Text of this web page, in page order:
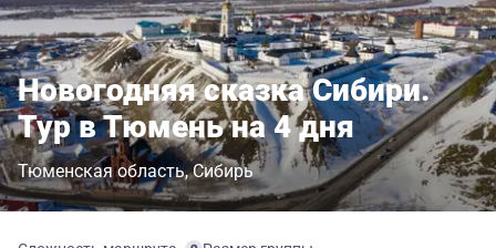
Новогодняя сказка Сибири.
Тур в Тюмень на 4 дня
Тюменская область Сибирь